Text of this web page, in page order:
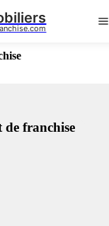
franchise